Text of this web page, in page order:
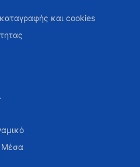
καταγραφής και cookies
Μέσα